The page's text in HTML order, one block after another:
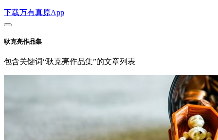
下载万有真原App
耿克亮作品集
包含关键词“耿克亮作品集”的文章列表